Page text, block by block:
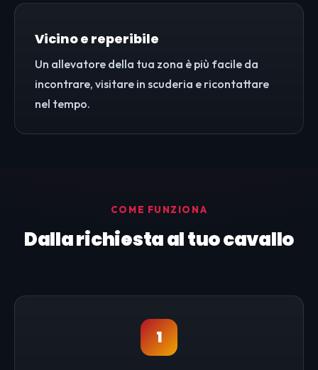
Vicino e reperibile
Un allevatore della tua zona è più facile da
incontrare, visitare in scuderia e ricontattare
nel tempo.
COME FUNZIONA
Dalla richiesta al tuo cavallo
1